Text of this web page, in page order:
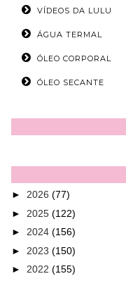
VÍDEOS DA LULU
ÁGUA TERMAL
ÓLEO CORPORAL
ÓLEO SECANTE
► 2026 (77)
► 2025 (122)
► 2024 (156)
► 2023 (150)
► 2022 (155)